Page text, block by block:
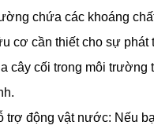
chứa các khoáng
cơ cần thiết cho sự phát
cây cối trong môi trường
trợ động vật nước: Nếu